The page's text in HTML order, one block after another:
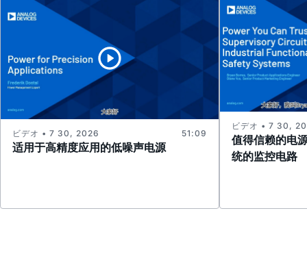
适用于高精度应用的低噪声电源
ビデオ • 7 30, 2026 51:09
值得信赖的电
统的监控电路
ビデオ • 7 30,